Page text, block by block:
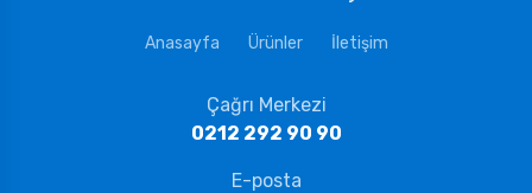
Anasayfa Ürünler İletişim
Çağrı Merkezi
0212 292 90 90
E-posta